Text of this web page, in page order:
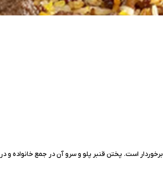
برخوردار است. پختن قنبر پلو و سرو آن در جمع